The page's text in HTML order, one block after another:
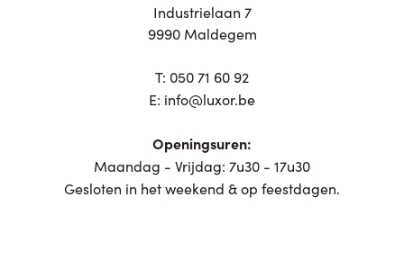
Industrielaan 7
9990 Maldegem
T: 050 71 60 92
E: info@luxor.be
Openingsuren:
Maandag - Vrijdag: 7u30 - 17u30
Gesloten in het weekend & op feestdagen.